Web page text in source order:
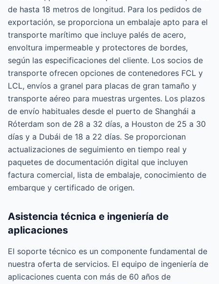
de hasta 18 metros de longitud. Para los pedidos de
exportación, se proporciona un embalaje apto para el
transporte marítimo que incluye palés de acero,
envoltura impermeable y protectores de bordes,
según las especificaciones del cliente. Los socios de
transporte ofrecen opciones de contenedores FCL y
LCL, envíos a granel para placas de gran tamaño y
transporte aéreo para muestras urgentes. Los plazos
de envío habituales desde el puerto de Shanghái a
Róterdam son de 28 a 32 días, a Houston de 25 a 30
días y a Dubái de 18 a 22 días. Se proporcionan
actualizaciones de seguimiento en tiempo real y
paquetes de documentación digital que incluyen
factura comercial, lista de embalaje, conocimiento de
embarque y certificado de origen.
Asistencia técnica e ingeniería de
aplicaciones
El soporte técnico es un componente fundamental de
nuestra oferta de servicios. El equipo de ingeniería de
aplicaciones cuenta con más de 60 años de